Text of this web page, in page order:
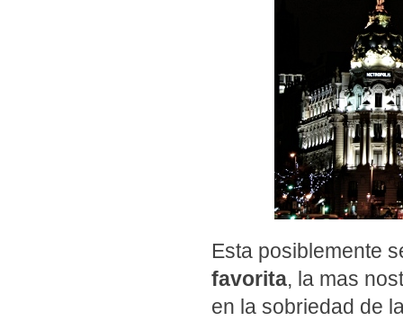
Esta posiblemente
favorita, la mas
en la sobriedad de